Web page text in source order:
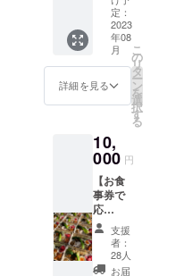
に一つ
一つ心
を込め
て、丁
寧に手
作りし
クルミ
ボタン
付きで
す。
取っ手
部分の
色は
青・黄
色・赤
の3色の
ただけ
ます。
②お礼
のメー
ル＆ス
テッ
飾るお
花や植
物を購
入させ
ていた
だきま
す。 ①
お花や
お名前
を飾ら
せてい
ただき
ます。
(OPEN
から一
か月程
Instagr
定：
2023
年08
月
詳細を見る
こ
の
リ
タ
ー
ン
を
選
択
す
る
10,
000 円
【お食
事券で
応
援！！
】 ①お
食事券
10000
支援
者：
28人
お届